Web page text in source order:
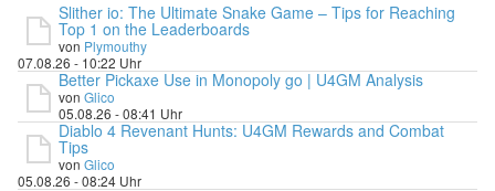
Slither io: The Ultimate Snake Game – Tips for Reaching
Top 1 on the Leaderboards
von Plymouthy
07.08.26 - 10:22 Uhr
Better Pickaxe Use in Monopoly go | U4GM Analysis
von Glico
05.08.26 - 08:41 Uhr
Diablo 4 Revenant Hunts: U4GM Rewards and Combat
Tips
von Glico
05.08.26 - 08:24 Uhr